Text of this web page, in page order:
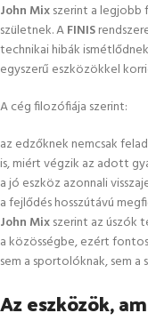
John Mixszerint a legjobb
születnek. AFINIS
technikai hibák
egyszerű eszközökkel
A cég filozófiája szerint:
az edzőknek nemcsak
is, miért végzik az adott
a jó eszköz azonnali
a fejlődés hosszútávú
John Mixszerint az úszók
a közösségbe, ezért
sem a sportolóknak, sem a
Az eszközök,